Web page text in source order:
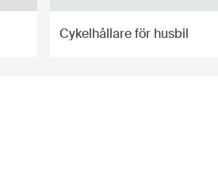
Cykelhållare för husbil